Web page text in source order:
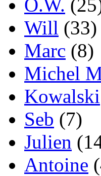
O.W.
Will (33)
Marc (8)
Michel
Kowalski
Seb (7)
Julien
Antoine